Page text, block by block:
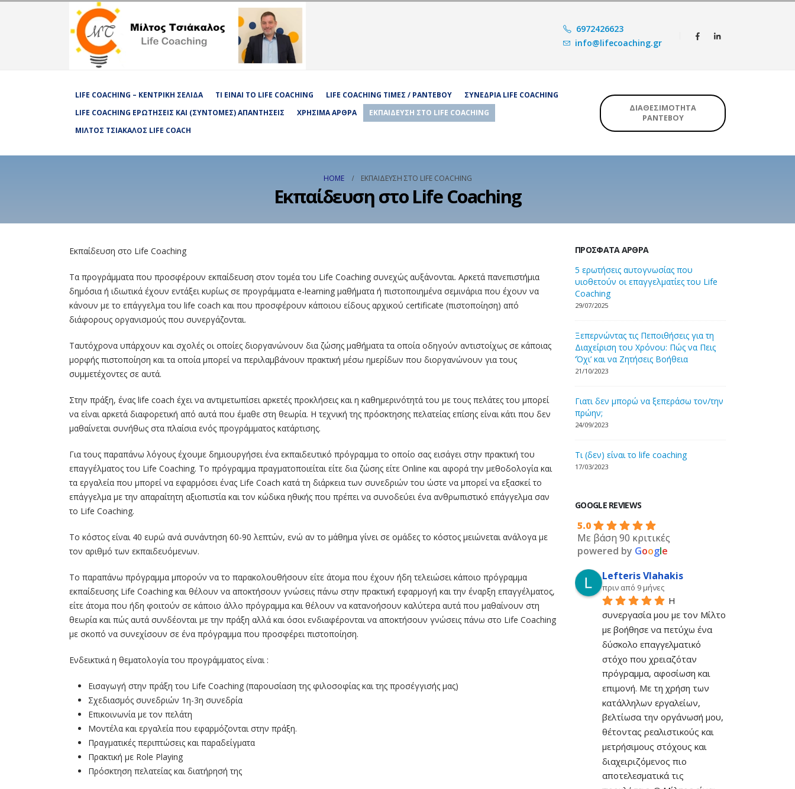
6972426623
info@lifecoaching.gr
LIFE COACHING – ΚΕΝΤΡΙΚΉ ΣΕΛΊΔΑ ΤΙ ΕΊΝΑΙ ΤΟ LIFE COACHING LIFE COACHING ΤΙΜΈΣ / ΡΑΝΤΕΒΟΎ
ΣΥΝΕΔΡΊΑ LIFE COACHING
LIFE COACHING ΕΡΩΤΉΣΕΙΣ ΚΑΙ (ΣΎΝΤΟΜΕΣ) ΑΠΑΝΤΉΣΕΙΣ
ΧΡΉΣΙΜΑ ΆΡΘΡΑ
ΕΚΠΑΊΔΕΥΣΗ ΣΤΟ LIFE COACHING
ΜΊΛΤΟΣ ΤΣΙΆΚΑΛΟΣ LIFE COACH
ΔΙΑΘΕΣΙΜΟΤΗΤΑ
ΡΑΝΤΕΒΟΥ
HOME ΕΚΠΑΊΔΕΥΣΗ ΣΤΟ LIFE COACHING
Εκπαίδευση στο Life Coaching
Εκπαίδευση στο Life Coaching
Τα προγράμματα που προσφέρουν εκπαίδευση στον τομέα του Life Coaching συνεχώς αυξάνονται. Αρκετά πανεπιστήμια
δημόσια ή ιδιωτικά έχουν εντάξει κυρίως σε προγράμματα e-learning μαθήματα ή πιστοποιημένα σεμινάρια που έχουν να
κάνουν με το επάγγελμα του life coach και που προσφέρουν κάποιου είδους αρχικού certificate (πιστοποίηση) από
διάφορους οργανισμούς που συνεργάζονται.
Ταυτόχρονα υπάρχουν και σχολές οι οποίες διοργανώνουν δια ζώσης μαθήματα τα οποία οδηγούν αντιστοίχως σε κάποιας
μορφής πιστοποίηση και τα οποία μπορεί να περιλαμβάνουν πρακτική μέσω ημερίδων που διοργανώνουν για τους
συμμετέχοντες σε αυτά.
Στην πράξη, ένας life coach έχει να αντιμετωπίσει αρκετές προκλήσεις και η καθημερινότητά του με τους πελάτες του μπορεί
να είναι αρκετά διαφορετική από αυτά που έμαθε στη θεωρία. Η τεχνική της πρόσκτησης πελατείας επίσης είναι κάτι που δεν
μαθαίνεται συνήθως στα πλαίσια ενός προγράμματος κατάρτισης.
Για τους παραπάνω λόγους έχουμε δημιουργήσει ένα εκπαιδευτικό πρόγραμμα το οποίο σας εισάγει στην πρακτική του
επαγγέλματος του Life Coaching. Το πρόγραμμα πραγματοποιείται είτε δια ζώσης είτε Online και αφορά την μεθοδολογία και
τα εργαλεία που μπορεί να εφαρμόσει ένας Life Coach κατά τη διάρκεια των συνεδριών του ώστε να μπορεί να εξασκεί το
επάγγελμα με την απαραίτητη αξιοπιστία και τον κώδικα ηθικής που πρέπει να συνοδεύει ένα ανθρωπιστικό επάγγελμα σαν
το Life Coaching.
Το κόστος είναι 40 ευρώ ανά συνάντηση 60-90 λεπτών, ενώ αν το μάθημα γίνει σε ομάδες το κόστος μειώνεται ανάλογα με
τον αριθμό των εκπαιδευόμενων.
Το παραπάνω πρόγραμμα μπορούν να το παρακολουθήσουν είτε άτομα που έχουν ήδη τελειώσει κάποιο πρόγραμμα
εκπαίδευσης Life Coaching και θέλουν να αποκτήσουν γνώσεις πάνω στην πρακτική εφαρμογή και την έναρξη επαγγέλματος,
είτε άτομα που ήδη φοιτούν σε κάποιο άλλο πρόγραμμα και θέλουν να κατανοήσουν καλύτερα αυτά που μαθαίνουν στη
θεωρία και πώς αυτά συνδέονται με την πράξη αλλά και όσοι ενδιαφέρονται να αποκτήσουν γνώσεις πάνω στο Life Coaching
με σκοπό να συνεχίσουν σε ένα πρόγραμμα που προσφέρει πιστοποίηση.
Ενδεικτικά η θεματολογία του προγράμματος είναι :
Εισαγωγή στην πράξη του Life Coaching (παρουσίαση της φιλοσοφίας και της προσέγγισής μας)
Σχεδιασμός συνεδριών 1η-3η συνεδρία
Επικοινωνία με τον πελάτη
Μοντέλα και εργαλεία που εφαρμόζονται στην πράξη.
Πραγματικές περιπτώσεις και παραδείγματα
Πρακτική με Role Playing
Πρόσκτηση πελατείας και διατήρησή της
ΠΡΌΣΦΑΤΑ ΆΡΘΡΑ
5 ερωτήσεις αυτογνωσίας που
υιοθετούν οι επαγγελματίες του Life
Coaching
29/07/2025
Ξεπερνώντας τις Πεποιθήσεις για τη
Διαχείριση του Χρόνου: Πώς να Πεις
‘Όχι’ και να Ζητήσεις Βοήθεια
21/10/2023
Γιατι δεν μπορώ να ξεπεράσω τον/την
πρώην;
24/09/2023
Τι (δεν) είναι το life coaching
17/03/2023
GOOGLE REVIEWS
5.0
Με βάση 90 κριτικές
powered by Google
Lefteris Vlahakis
πριν από 9 μήνες
Η
συνεργασία μου με τον Μίλτο
με βοήθησε να πετύχω ένα
δύσκολο επαγγελματικό
στόχο που χρειαζόταν
πρόγραμμα, αφοσίωση και
επιμονή. Με τη χρήση των
κατάλληλων εργαλείων,
βελτίωσα την οργάνωσή μου,
θέτοντας ρεαλιστικούς και
μετρήσιμους στόχους και
διαχειριζόμενος πιο
αποτελεσματικά τις